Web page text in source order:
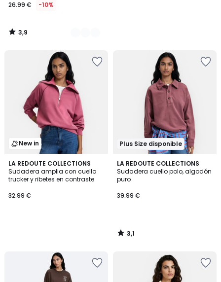
26.99 € -10%
3,9
/
New in
LA REDOUTE COLLECTIONS
Sudadera amplia con cuello
trucker y ribetes en contraste
32.99 €
Plus Size disponible
LA REDOUTE COLLECTIONS
Sudadera cuello polo, algodón
puro
39.99 €
3,1
/
5
3,1
/